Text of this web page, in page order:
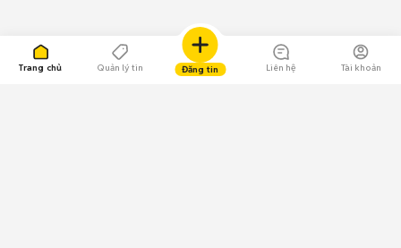
Trang chủ Quản lý tin Đăng tin Liên hệ Tài khoản